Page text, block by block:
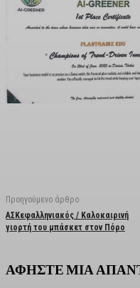
Προηγούμενο άρθρο
ΑΣΚεφαλληνιακός / Καλοκαιρινή
γιορτή του μπάσκετ στον Πόρο
ΑΦΗΣΤΕ ΜΙΑ